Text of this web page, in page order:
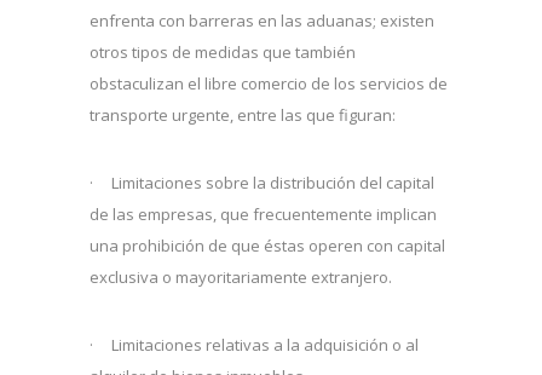
enfrenta con barreras en las aduanas; existen
otros tipos de medidas que también
obstaculizan el libre comercio de los servicios de
transporte urgente, entre las que figuran:
· Limitaciones sobre la distribución del capital
de las empresas, que frecuentemente implican
una prohibición de que éstas operen con capital
exclusiva o mayoritariamente extranjero.
· Limitaciones relativas a la adquisición o al